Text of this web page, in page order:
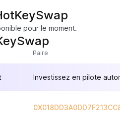
pour le moment.
Paire
Investissez en pilote